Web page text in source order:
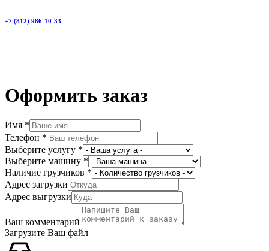
+7 (812) 986-10-33
Оформить заказ
Имя *
Телефон *
Ваш
грузчиков
Политика
Выберите услугу *
Выберите машину *
Наличие грузчиков *
Адрес загрузки
Адрес выгрузки
Ваш комментарий
Загрузите Ваш файл